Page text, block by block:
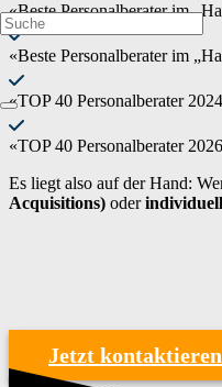
«Beste Personalberater im
«Beste Personalberater im
«TOP 40 Personalberater
«TOP 40 Personalberater
Es liegt also auf der Hand:
Acquisitions) oder
Jetzt